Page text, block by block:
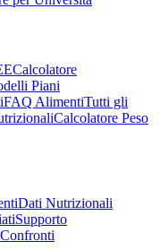
Calcolatore
Piani
FAQ AlimentiTutti gli
Calcolatore Peso
Dati Nutrizionali
Supporto
Confronti